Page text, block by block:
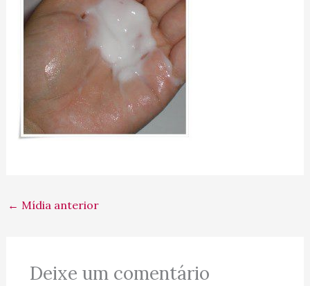
← Mídia anterior
Deixe um comentário